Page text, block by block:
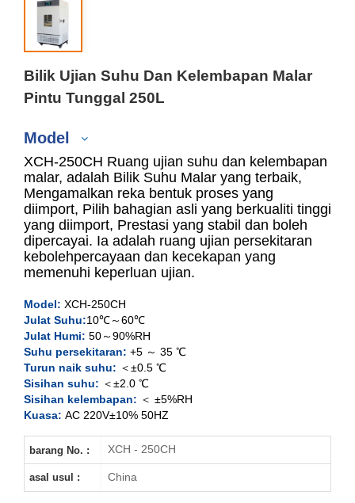
Bilik Ujian Suhu Dan Kelembapan Malar
Pintu Tunggal 250L
Model
150L
250L
500L
XCH-250CH Ruang ujian suhu dan kelembapan
malar, adalah Bilik Suhu Malar yang terbaik,
Mengamalkan reka bentuk proses yang
diimport, Pilih bahagian asli yang berkualiti tinggi
yang diimport, Prestasi yang stabil dan boleh
dipercayai. Ia adalah ruang ujian persekitaran
kebolehpercayaan dan kecekapan yang
memenuhi keperluan ujian.
Model: XCH-250CH
Julat Suhu:10℃～60℃
Julat Humi: 50～90%RH
Suhu persekitaran: +5 ～ 35 ℃
Turun naik suhu: ＜±0.5 ℃
Sisihan suhu: ＜±2.0 ℃
Sisihan kelembapan: ＜ ±5%RH
Kuasa: AC 220V±10% 50HZ
barang No. : XCH - 250CH
asal usul : China